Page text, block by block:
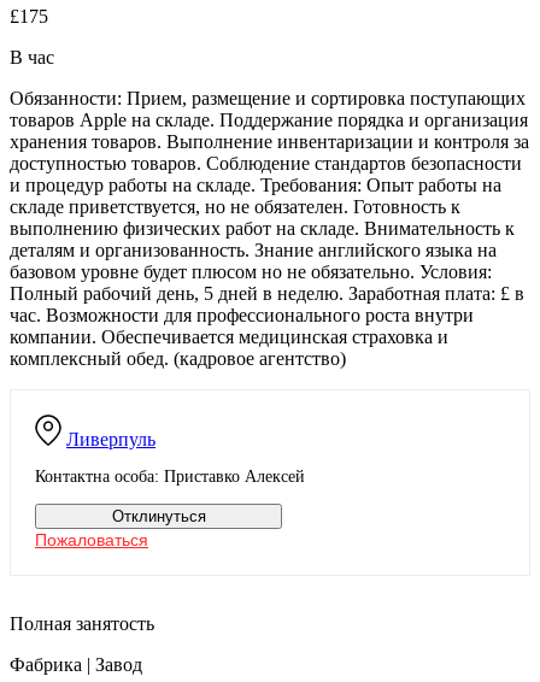
£175
В час
Ливерпуль
Контактна особа: Приставко Алексей
Отклинуться
Пожаловаться
Обязанности: Прием, размещение и сортировка поступающих
товаров Apple на складе. Поддержание порядка и организация
хранения товаров. Выполнение инвентаризации и контроля за
доступностью товаров. Соблюдение стандартов безопасности
и процедур работы на складе. Требования: Опыт работы на
складе приветствуется, но не обязателен. Готовность к
выполнению физических работ на складе. Внимательность к
деталям и организованность. Знание английского языка на
базовом уровне будет плюсом но не обязательно. Условия:
Полный рабочий день, 5 дней в неделю. Заработная плата: £ в
час. Возможности для профессионального роста внутри
компании. Обеспечивается медицинская страховка и
комплексный обед. (кадровое агентство)
Полная занятость
Фабрика | Завод